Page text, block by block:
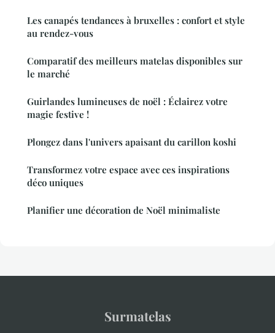
Les canapés tendances à bruxelles : confort et style
au rendez-vous
Comparatif des meilleurs matelas disponibles sur
le marché
Guirlandes lumineuses de noël : Éclairez votre
magie festive !
Plongez dans l'univers apaisant du carillon koshi
Transformez votre espace avec ces inspirations
déco uniques
Planifier une décoration de Noël minimaliste
Surmatelas